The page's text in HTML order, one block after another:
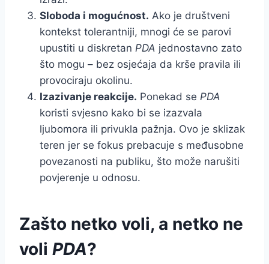
Sloboda i mogućnost. Ako je društveni
kontekst tolerantniji, mnogi će se parovi
upustiti u diskretan PDA jednostavno zato
što mogu – bez osjećaja da krše pravila ili
provociraju okolinu.
Izazivanje reakcije. Ponekad se PDA
koristi svjesno kako bi se izazvala
ljubomora ili privukla pažnja. Ovo je sklizak
teren jer se fokus prebacuje s međusobne
povezanosti na publiku, što može narušiti
povjerenje u odnosu.
Zašto netko voli, a netko ne
voli PDA?